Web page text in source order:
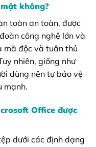
không?
toàn an toàn, được
công nghệ lớn và
mã độc và tuân thủ
nhiên, giống như
dùng nên tự bảo vệ
mạnh.
Office được
dưới các định dạng